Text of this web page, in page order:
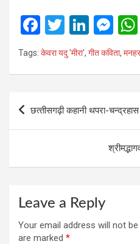
F
a
ce
o
T
wi
tt
Li
n
ke
n
M
es
se
g
er
Tags: केवरा यदु 'मीरा', गीत कविता,
navigation
छत्‍तीसगढ़ी कहानी थपरा-
Leave a Reply
Your email address will not be
are marked *